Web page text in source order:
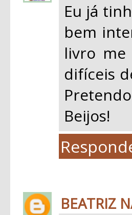
Eu já
bem
livro me
difíceis
Beijos!
BEATRIZ